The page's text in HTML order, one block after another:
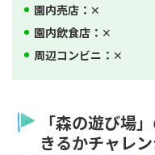
園内売店： ✕
園内飲食店： ✕
周辺コンビニ： ✕
「森の遊び場
きるかチャレ